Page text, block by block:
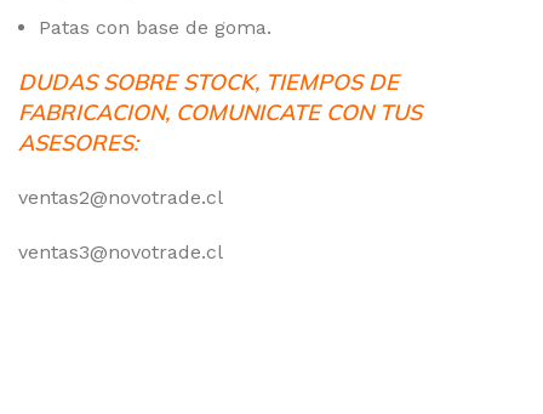
Patas con base de goma.
DUDAS SOBRE STOCK, TIEMPOS DE
FABRICACION, COMUNICATE CON TUS
ASESORES:
ventas2@novotrade.cl
ventas3@novotrade.cl